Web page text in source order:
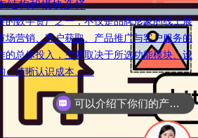
结构和模块选择
的数字资产之一，不仅是品牌形象的线上展
场营销、客户获取、产品推广与客户服务的
的总体投入，主要取决于所选功能模块、设
。清晰认识成本……
可以介绍下你们的产品么